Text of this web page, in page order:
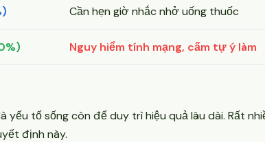
Cần hẹn giờ nhắc nhở uống thuốc
Nguy hiểm tính mạng, cấm tự ý làm
tố sống còn để duy trì hiệu quả lâu dài. Rất
định này.